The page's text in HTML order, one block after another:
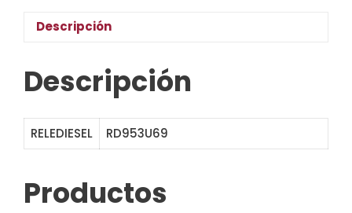
Descripción
Descripción
RELEDIESEL RD953U69
Productos